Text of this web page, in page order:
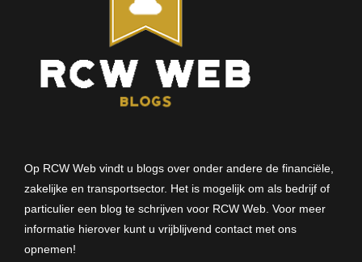
Op RCW Web vindt u blogs over onder andere de financiële,
zakelijke en transportsector. Het is mogelijk om als bedrijf of
particulier een blog te schrijven voor RCW Web. Voor meer
informatie hierover kunt u vrijblijvend contact met ons
opnemen!